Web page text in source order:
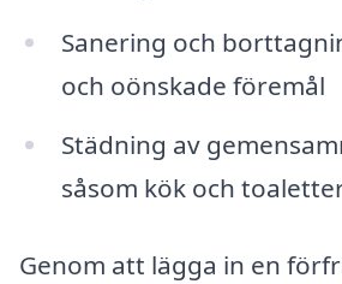
Sanering och
och oönskade föremål
Städning av
såsom kök och
Genom att lägga in en